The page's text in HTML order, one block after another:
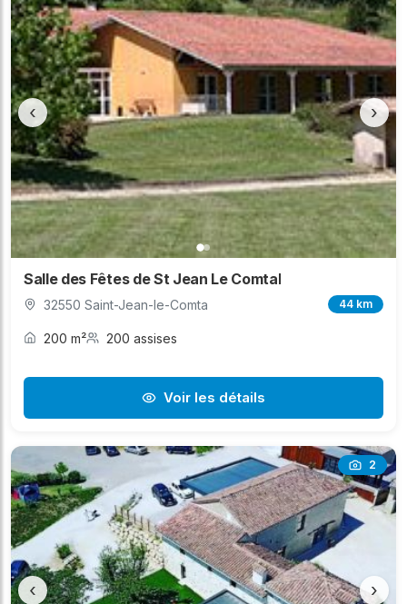
‹ ›
Salle des Fêtes de St Jean Le Comtal
32550 Saint-Jean-le-Comta 44 km
200 m² 200 assises
Voir les détails
2
‹ ›